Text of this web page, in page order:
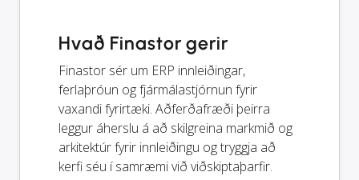
Hvað Finastor gerir
Finastor sér um ERP innleiðingar,
ferlaþróun og fjármálastjórnun fyrir
vaxandi fyrirtæki. Aðferðafræði þeirra
leggur áherslu á að skilgreina markmið og
arkitektúr fyrir innleiðingu og tryggja að
kerfi séu í samræmi við viðskiptaþarfir.